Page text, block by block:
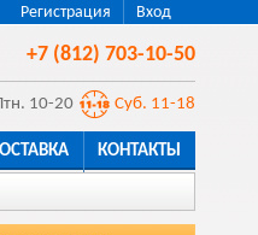
Регистрация Вход
+7 (812) 703-10-50
10-20 Суб. 11-18
КОНТАКТЫ